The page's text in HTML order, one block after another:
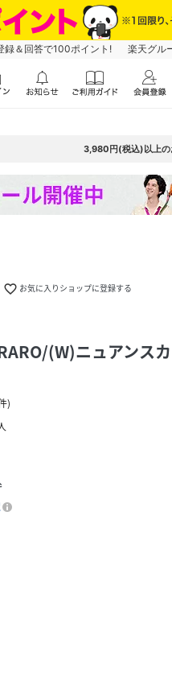
録＆回答で100ポイント! 楽天グル
3,980円(税込)以上の
favorite_border お気に入りショップに登録する
(W)ニュアンス
)